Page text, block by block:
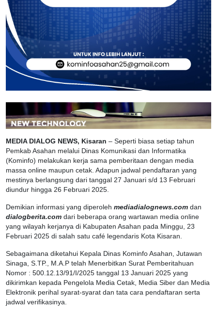
MEDIA DIALOG NEWS, Kisaran – Seperti biasa setiap tahun
Pemkab Asahan melalui Dinas Komunikasi dan Informatika
(Kominfo) melakukan kerja sama pemberitaan dengan media
massa online maupun cetak. Adapun jadwal pendaftaran yang
mestinya berlangsung dari tanggal 27 Januari s/d 13 Februari
diundur hingga 26 Februari 2025.
Demikian informasi yang diperoleh mediadialognews.com dan
dialogberita.com dari beberapa orang wartawan media online
yang wilayah kerjanya di Kabupaten Asahan pada Minggu, 23
Februari 2025 di salah satu café legendaris Kota Kisaran.
Sebagaimana diketahui Kepala Dinas Kominfo Asahan, Jutawan
Sinaga, S.TP., M.A.P telah Menerbitkan Surat Pemberitahuan
Nomor : 500.12.13/91/I/2025 tanggal 13 Januari 2025 yang
dikirimkan kepada Pengelola Media Cetak, Media Siber dan Media
Elektronik perihal syarat-syarat dan tata cara pendaftaran serta
jadwal verifikasinya.